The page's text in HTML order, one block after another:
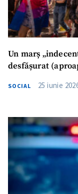
Un marș
desfășurat
SOCIAL 25 iunie